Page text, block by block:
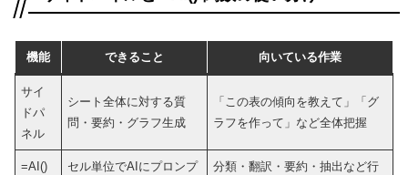
機能 できること 向いている作業
サイ
ドパ
ネル
シート全体に対する質
問・要約・グラフ生成
「この表の傾向を教えて」「グ
ラフを作って」など全体把握
=AI()
セル単位でAIにプロンプ
分類・翻訳・要約・抽出など行